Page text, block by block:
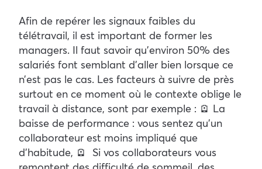
Afin de repérer les signaux faibles du
télétravail, il est important de former les
managers. Il faut savoir qu’environ 50% des
salariés font semblant d’aller bien lorsque ce
n’est pas le cas. Les facteurs à suivre de près
surtout en ce moment où le contexte oblige le
travail à distance, sont par exemple : 🪫 La
baisse de performance : vous sentez qu’un
collaborateur est moins impliqué que
d’habitude, 🪫 Si vos collaborateurs vous